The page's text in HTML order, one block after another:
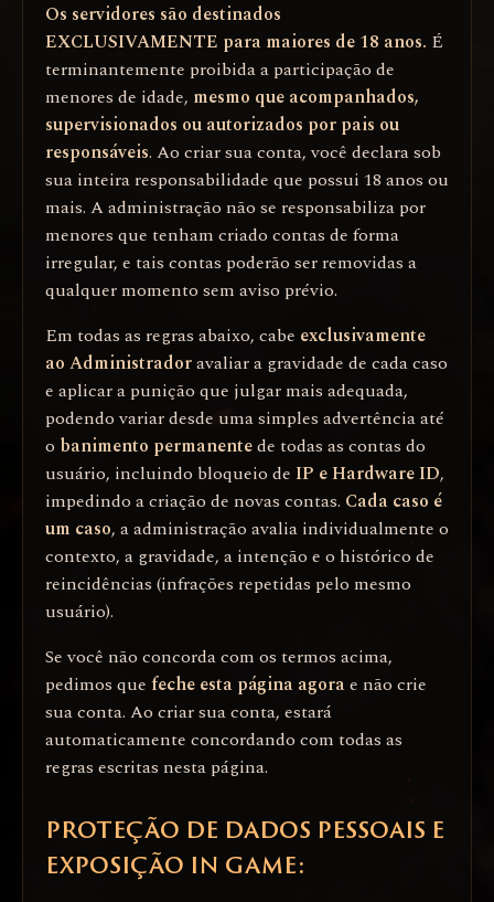
Os servidores são destinados
EXCLUSIVAMENTE para maiores de 18 anos. É
terminantemente proibida a participação de
menores de idade, mesmo que acompanhados,
supervisionados ou autorizados por pais ou
responsáveis. Ao criar sua conta, você declara sob
sua inteira responsabilidade que possui 18 anos ou
mais. A administração não se responsabiliza por
menores que tenham criado contas de forma
irregular, e tais contas poderão ser removidas a
qualquer momento sem aviso prévio.
Em todas as regras abaixo, cabe exclusivamente
ao Administradoravaliar a gravidade de cada caso
e aplicar a punição que julgar mais adequada,
podendo variar desde uma simples advertência até
o banimento permanentede todas as contas do
usuário, incluindo bloqueio de IP e Hardware ID,
impedindo a criação de novas contas. Cada caso é
um caso, a administração avalia individualmente o
contexto, a gravidade, a intenção e o histórico de
reincidências (infrações repetidas pelo mesmo
usuário).
Se você não concorda com os termos acima,
pedimos que feche esta página agorae não crie
sua conta. Ao criar sua conta, estará
automaticamente concordando com todas as
regras escritas nesta página.
PROTEÇÃO DE DADOS PESSOAIS E
EXPOSIÇÃO IN GAME: